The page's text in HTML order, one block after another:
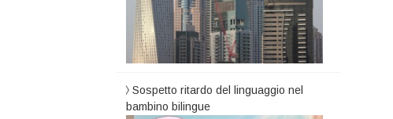
Sospetto ritardo del linguaggio nel
bambino bilingue